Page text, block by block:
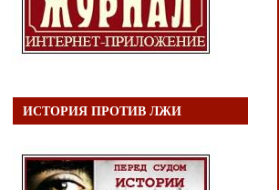
ИСТОРИЯ ПРОТИВ ЛЖИ